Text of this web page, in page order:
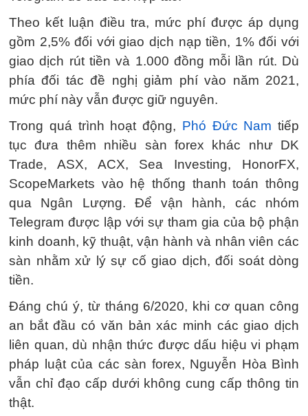
Theo kết luận điều tra, mức phí được áp dụng
gồm 2,5% đối với giao dịch nạp tiền, 1% đối với
giao dịch rút tiền và 1.000 đồng mỗi lần rút. Dù
phía đối tác đề nghị giảm phí vào năm 2021,
mức phí này vẫn được giữ nguyên.
Trong quá trình hoạt động, Phó Đức Nam tiếp
tục đưa thêm nhiều sàn forex khác như DK
Trade, ASX, ACX, Sea Investing, HonorFX,
ScopeMarkets vào hệ thống thanh toán thông
qua Ngân Lượng. Để vận hành, các nhóm
Telegram được lập với sự tham gia của bộ phận
kinh doanh, kỹ thuật, vận hành và nhân viên các
sàn nhằm xử lý sự cố giao dịch, đối soát dòng
tiền.
Đáng chú ý, từ tháng 6/2020, khi cơ quan công
an bắt đầu có văn bản xác minh các giao dịch
liên quan, dù nhận thức được dấu hiệu vi phạm
pháp luật của các sàn forex, Nguyễn Hòa Bình
vẫn chỉ đạo cấp dưới không cung cấp thông tin
thật.